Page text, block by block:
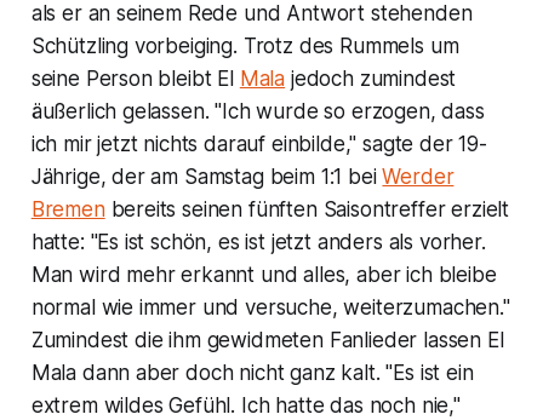
als er an seinem Rede und Antwort stehenden
Schützling vorbeiging. Trotz des Rummels um
seine Person bleibt El Mala jedoch zumindest
äußerlich gelassen. "Ich wurde so erzogen, dass
ich mir jetzt nichts darauf einbilde," sagte der 19-
Jährige, der am Samstag beim 1:1 beiWerder
Bremenbereits seinen fünften Saisontreffer erzielt
hatte: "Es ist schön, es ist jetzt anders als vorher.
Man wird mehr erkannt und alles, aber ich bleibe
normal wie immer und versuche, weiterzumachen."
Zumindest die ihm gewidmeten Fanlieder lassen El
Mala dann aber doch nicht ganz kalt. "Es ist ein
extrem wildes Gefühl. Ich hatte das noch nie,"